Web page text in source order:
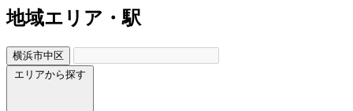
地域エリア・駅
横浜市中区
エリアから探す